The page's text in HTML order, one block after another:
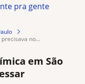
pra gente
no...
em São